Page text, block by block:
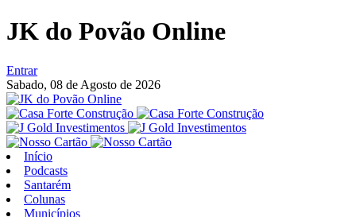
JK do Povão Online
Entrar
Sabado, 08 de Agosto de 2026
Início
Podcasts
Santarém
Colunas
Municípios